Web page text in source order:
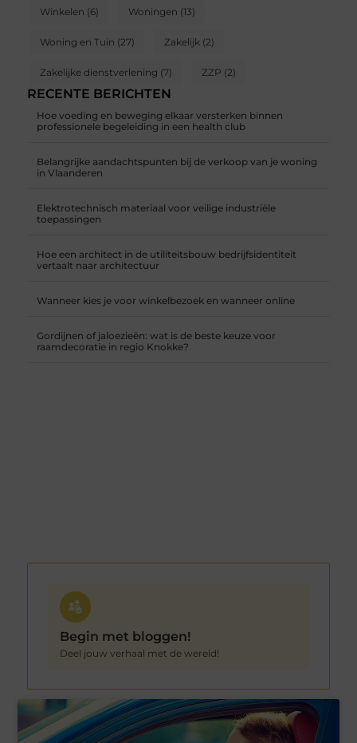
Winkelen (6) Woningen (13)
Woning en Tuin (27) Zakelijk (2)
Zakelijke dienstverlening (7) ZZP (2)
RECENTE BERICHTEN
Hoe voeding en beweging elkaar versterken binnen
professionele begeleiding in een health club
Belangrijke aandachtspunten bij de verkoop van je woning
in Vlaanderen
Elektrotechnisch materiaal voor veilige industriële
toepassingen
Hoe een architect in de utiliteitsbouw bedrijfsidentiteit
vertaalt naar architectuur
Wanneer kies je voor winkelbezoek en wanneer online
Gordijnen of jaloezieën: wat is de beste keuze voor
raamdecoratie in regio Knokke?
Begin met bloggen!
Deel jouw verhaal met de wereld!